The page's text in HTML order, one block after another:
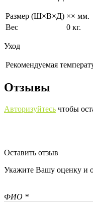
Размер (Ш×В×Д) ×× мм.
Вес
0 кг.
Уход
Рекомендуемая
Отзывы
Авторизуйтесь чтобы
Оставить отзыв
Укажите Вашу оценку и
ФИО *